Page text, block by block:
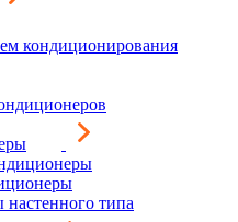
кондиционирования
типа